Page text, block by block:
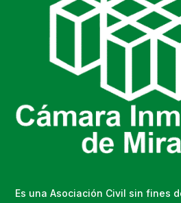
Es una Asociación Civil sin fines